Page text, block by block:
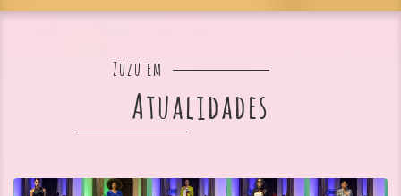
Zuzu em
Atualidades